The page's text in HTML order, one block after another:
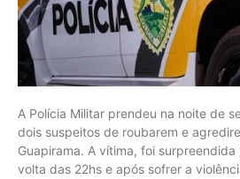
A Polícia Militar prendeu na noite de
dois suspeitos de roubarem e
Guapirama. A vítima, foi
volta das 22hs e após sofrer a